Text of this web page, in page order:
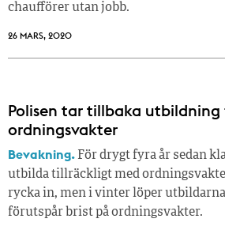
chaufförer utan jobb.
26 MARS, 2020
Polisen tar tillbaka utbildning
ordningsvakter
Bevakning. För drygt fyra år sedan
utbilda tillräckligt med
rycka in, men i vinter löper
förutspår brist på ordningsvakter.